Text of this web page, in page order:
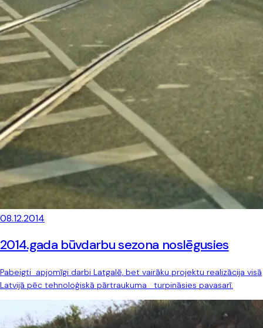
08.12.2014
2014.gada būvdarbu sezona noslēgusies
Pabeigti apjomīgi darbi Latgalē, bet vairāku projektu realizācija visā
Latvijā pēc tehnoloģiskā pārtraukuma turpināsies pavasarī.